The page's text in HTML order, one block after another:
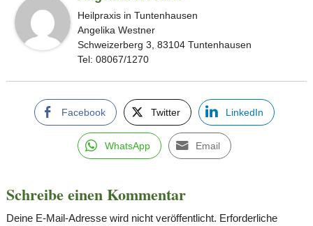
Heilpraxis in Tuntenhausen
Angelika Westner
Schweizerberg 3, 83104 Tuntenhausen
Tel: 08067/1270
Facebook Twitter LinkedIn
WhatsApp Email
Schreibe einen Kommentar
Deine E-Mail-Adresse wird nicht veröffentlicht. Erforderliche